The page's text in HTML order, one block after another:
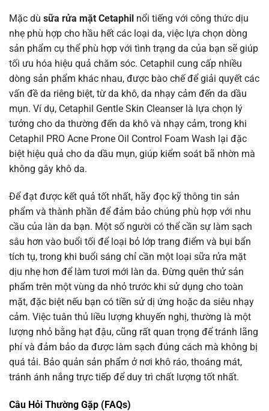
Mặc dù sữa rửa mặt Cetaphil nổi tiếng với công thức dịu
nhẹ phù hợp cho hầu hết các loại da, việc lựa chọn dòng
sản phẩm cụ thể phù hợp với tình trạng da của bạn sẽ giúp
tối ưu hóa hiệu quả chăm sóc. Cetaphil cung cấp nhiều
dòng sản phẩm khác nhau, được bào chế để giải quyết các
vấn đề da riêng biệt, từ da khô, da nhạy cảm đến da dầu
mụn. Ví dụ, Cetaphil Gentle Skin Cleanser là lựa chọn lý
tưởng cho da thường đến da khô và nhạy cảm, trong khi
Cetaphil PRO Acne Prone Oil Control Foam Wash lại đặc
biệt hiệu quả cho da dầu mụn, giúp kiểm soát bã nhờn mà
không gây khô da.
Để đạt được kết quả tốt nhất, hãy đọc kỹ thông tin sản
phẩm và thành phần để đảm bảo chúng phù hợp với nhu
cầu của làn da bạn. Một số người có thể cần sự làm sạch
sâu hơn vào buổi tối để loại bỏ lớp trang điểm và bụi bẩn
tích tụ, trong khi buổi sáng chỉ cần một loại sữa rửa mặt
dịu nhẹ hơn để làm tươi mới làn da. Đừng quên thử sản
phẩm trên một vùng da nhỏ trước khi sử dụng cho toàn
mặt, đặc biệt nếu bạn có tiền sử dị ứng hoặc da siêu nhạy
cảm. Việc tuân thủ liều lượng khuyến nghị, thường là một
lượng nhỏ bằng hạt đậu, cũng rất quan trọng để tránh lãng
phí và đảm bảo da được làm sạch đúng cách mà không bị
quá tải. Bảo quản sản phẩm ở nơi khô ráo, thoáng mát,
tránh ánh nắng trực tiếp để duy trì chất lượng tốt nhất.
Câu Hỏi Thường Gặp (FAQs)